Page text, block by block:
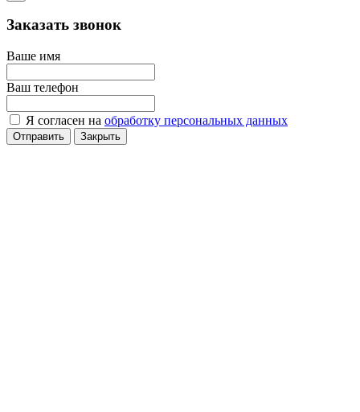
Заказать звонок
Ваше имя
Ваш телефон
Я согласен на обработку персональных данных
Отправить Закрыть